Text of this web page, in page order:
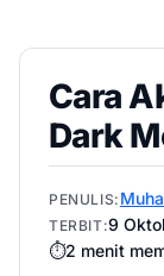
Cara
Dark
PENULIS:
TERBIT:9
⏱️2 menit